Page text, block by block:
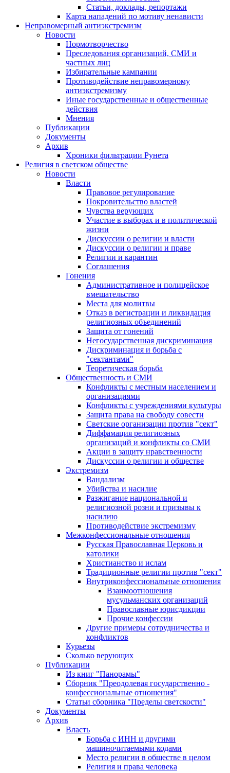
Статьи, доклады, репортажи
Карта нападений по мотиву ненависти
Неправомерный антиэкстремизм
Новости
Нормотворчество
Преследования организаций, СМИ и
частных лиц
Избирательные кампании
Противодействие неправомерному
антиэкстремизму
Иные государственные и общественные
действия
Мнения
Публикации
Документы
Архив
Хроники фильтрации Рунета
Религия в светском обществе
Новости
Власти
Правовое регулирование
Покровительство властей
Чувства верующих
Участие в выборах и в политической
жизни
Дискуссии о религии и власти
Дискуссии о религии и праве
Религии и карантин
Соглашения
Гонения
Административное и полицейское
вмешательство
Места для молитвы
Отказ в регистрации и ликвидация
религиозных объединений
Защита от гонений
Негосударственная дискриминация
Дискриминация и борьба с
"сектантами"
Теоретическая борьба
Общественность и СМИ
Конфликты с местным населением и
организациями
Конфликты с учреждениями культуры
Защита права на свободу совести
Светские организации против "сект"
Диффамация религиозных
организаций и конфликты со СМИ
Акции в защиту нравственности
Дискуссии о религии и обществе
Экстремизм
Вандализм
Убийства и насилие
Разжигание национальной и
религиозной розни и призывы к
насилию
Противодействие экстремизму
Межконфессиональные отношения
Русская Православная Церковь и
католики
Христианство и ислам
Традиционные религии против "сект"
Внутриконфессиональные отношения
Взаимоотношения
мусульманских организаций
Православные юрисдикции
Прочие конфессии
Другие примеры сотрудничества и
конфликтов
Курьезы
Сколько верующих
Публикации
Из книг "Панорамы"
Сборник "Преодолевая государственно -
конфессиональные отношения"
Статьи сборника "Пределы светскости"
Документы
Архив
Власть
Борьба с ИНН и другими
машиночитаемыми кодами
Место религии в обществе в целом
Религия и права человека